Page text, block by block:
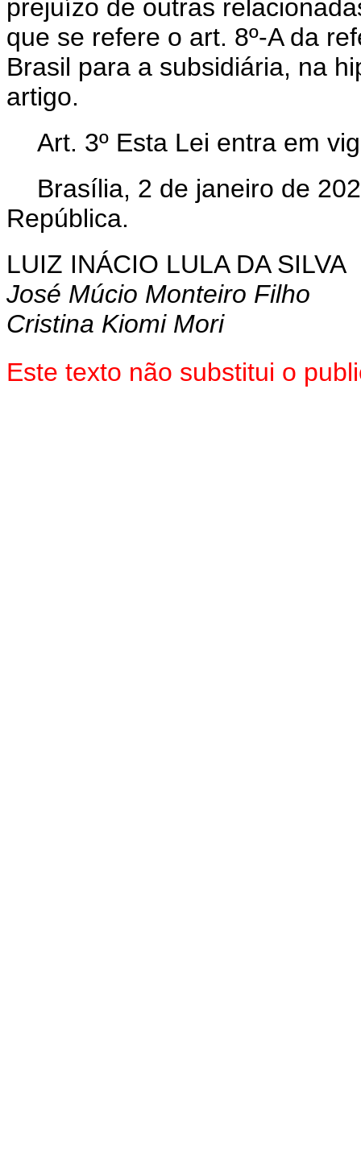
prejuízo de outras
que se refere o art. 8º-A da
Brasil para a subsidiária, na
artigo.
Art. 3º Esta Lei entra em
Brasília, 2 de janeiro de
República.
LUIZ INÁCIO LULA DA SILVA
José Múcio Monteiro Filho
Cristina Kiomi Mori
Este texto não substitui o